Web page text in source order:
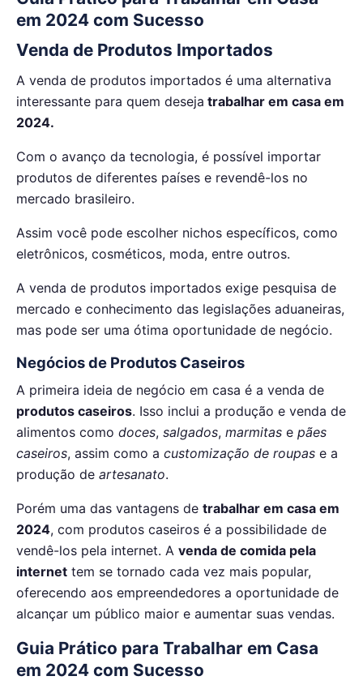
em 2024 com Sucesso
Venda de Produtos Importados
A venda de produtos importados é uma alternativa
interessante para quem deseja trabalhar em casa em
2024.
Com o avanço da tecnologia, é possível importar
produtos de diferentes países e revendê-los no
mercado brasileiro.
Assim você pode escolher nichos específicos, como
eletrônicos, cosméticos, moda, entre outros.
A venda de produtos importados exige pesquisa de
mercado e conhecimento das legislações aduaneiras,
mas pode ser uma ótima oportunidade de negócio.
Negócios de Produtos Caseiros
A primeira ideia de negócio em casa é a venda de
produtos caseiros. Isso inclui a produção e venda de
alimentos como doces, salgados, marmitas e pães
caseiros, assim como a customização de roupas e a
produção de artesanato.
Porém uma das vantagens de trabalhar em casa em
2024, com produtos caseiros é a possibilidade de
vendê-los pela internet. A venda de comida pela
internet tem se tornado cada vez mais popular,
oferecendo aos empreendedores a oportunidade de
alcançar um público maior e aumentar suas vendas.
Guia Prático para Trabalhar em Casa
em 2024 com Sucesso